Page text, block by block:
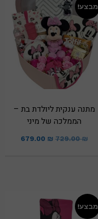
מבצע!
מתנה ענקית ליולדת בת –
הממלכה של מיני
729.00₪
679.00 ₪
מבצע!